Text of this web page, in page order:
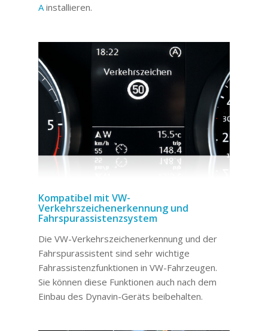
Ainstallieren.
Kompatibel mit VW-
Verkehrszeichenerkennung und
Fahrspurassistenzsystem
Die VW-Verkehrszeichenerkennung und der
Fahrspurassistent sind sehr wichtige
Fahrassistenzfunktionen in VW-Fahrzeugen.
Sie können diese Funktionen auch nach dem
Einbau des Dynavin-Geräts beibehalten.